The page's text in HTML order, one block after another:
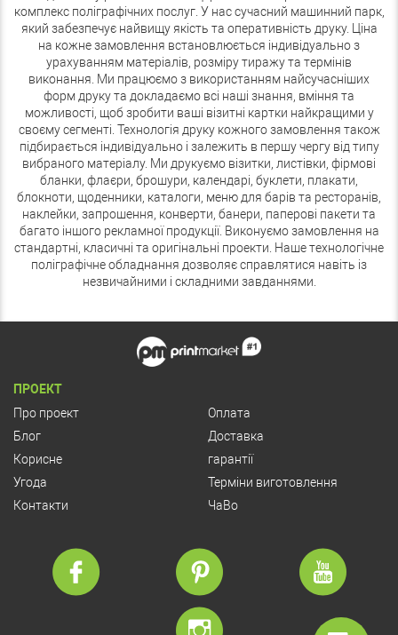
комплекс поліграфічних послуг. У нас сучасний машинний парк,
який забезпечує найвищу якість та оперативність друку. Ціна
на кожне замовлення встановлюється індивідуально з
урахуванням матеріалів, розміру тиражу та термінів
виконання. Ми працюємо з використанням найсучасніших
форм друку та докладаємо всі наші знання, вміння та
можливості, щоб зробити ваші візитні картки найкращими у
своєму сегменті. Технологія друку кожного замовлення також
підбирається індивідуально і залежить в першу чергу від типу
вибраного матеріалу. Ми друкуємо візитки, листівки, фірмові
бланки, флаєри, брошури, календарі, буклети, плакати,
блокноти, щоденники, каталоги, меню для барів та ресторанів,
наклейки, запрошення, конверти, банери, паперові пакети та
багато іншого рекламної продукції. Виконуємо замовлення на
стандартні, класичні та оригінальні проекти. Наше технологічне
поліграфічне обладнання дозволяє справлятися навіть із
незвичайними і складними завданнями.
ПРОЕКТ
Про проект
Блог
Корисне
Угода
Контакти
Оплата
Доставка
гарантії
Терміни виготовлення
ЧаВо